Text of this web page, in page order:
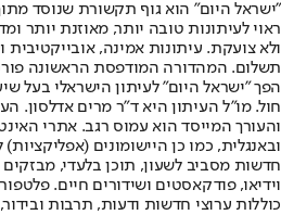
"ישראל היום" הוא גוף תקשורת שנוסד
ראוי לעיתונות טובה יותר, מאוזנת יותר
ולא צועקת. עיתונות אמינה, אובייקטיבית
הפך "ישראל היום" לעיתון הישראלי בעל
חול. מו"ל העיתון היא ד"ר מרים אדלסון.
והעורך המייסד הוא עמוס רגב. אתרי
חדשות מסביב לשעון, תוכן בלעדי, מבזקים
וידיאו, פודקאסטים ושידורים חיים.
כוללות ערוצי חדשות ודעות, תרבות